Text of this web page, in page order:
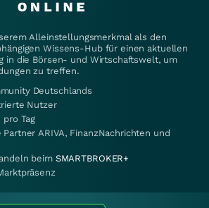
Alleinstellungsmerkmal als den
Wissens-Hub für einen aktuellen
in die Börsen- und Wirtschaftswelt, um
zu treffen.
Deutschlands
Nutzer
pro Tag
Partner ARIVA, FinanzNachrichten und
beim SMARTBROKER+